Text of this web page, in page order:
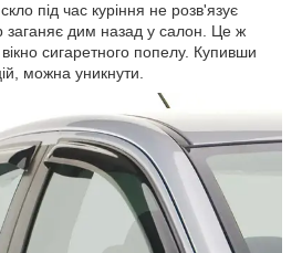
під час куріння не розв'язує
заганяє дим назад у салон. Це ж
вікно сигаретного попелу. Купивши
можна уникнути.